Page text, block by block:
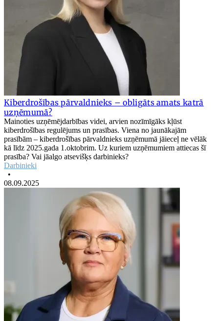
Kiberdrošības pārvaldnieks – obligāts amats katrā
uzņēmumā?
Mainoties uzņēmējdarbības videi, arvien nozīmīgāks kļūst
kiberdrošības regulējums un prasības. Viena no jaunākajām
prasībām – kiberdrošības pārvaldnieks uzņēmumā jāieceļ ne vēlāk
kā līdz 2025.gada 1.oktobrim. Uz kuriem uzņēmumiem attiecas šī
prasība? Vai jāalgo atsevišķs darbinieks?
Darbinieki
•
08.09.2025